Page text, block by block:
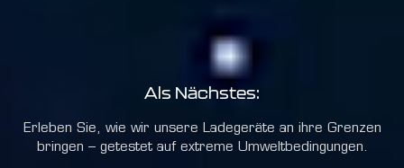
Als Nächstes:
Erleben Sie, wie wir unsere Ladegeräte an ihre Grenzen
bringen – getestet auf extreme Umweltbedingungen.